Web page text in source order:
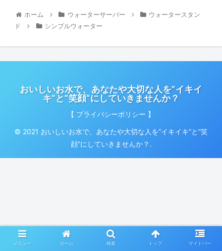
ホーム ウォーターサーバー
ウォータースタン
ド
シンプルウォーター
おいしいお水で、あなたや大切な人を”イキイ
キ”と”笑顔”にしていきませんか？
【 プライバシーポリシー 】
© 2021 おいしいお水で、あなたや大切な人を”イキイキ”と”笑
顔”にしていきませんか？.
メニュー ホーム 検索 トップ サイドバー